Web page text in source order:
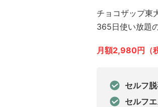
チョコザップ東
365日使い放題
月額2,980円（
セルフ
セルフ